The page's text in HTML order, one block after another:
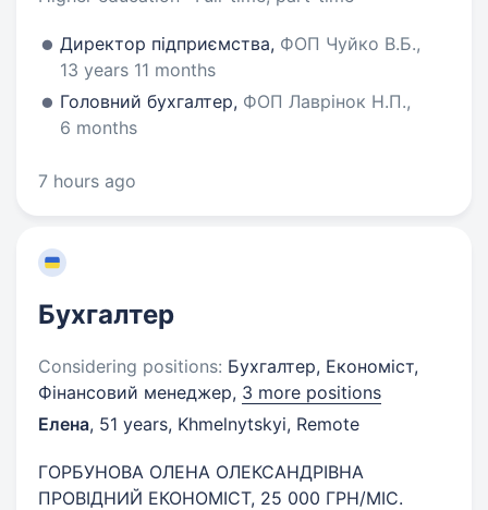
Директор підприємства, ФОП Чуйко В.Б.,
13 years 11 months
Головний бухгалтер, ФОП Лаврінок Н.П.,
6 months
7 hours ago
Бухгалтер
Considering positions: Бухгалтер, Економіст,
Фінансовий менеджер, 3 more positions
Елена, 51 years, Khmelnytskyi, Remote
ГОРБУНОВА ОЛЕНА ОЛЕКСАНДРІВНА
ПРОВІДНИЙ ЕКОНОМІСТ, 25 000 ГРН/МІС.